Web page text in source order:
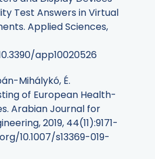
Test Answers in Virtual
Applied Sciences,
app10020526
Mihálykó, É.
of European Health-
Arabian Journal for
2019, 44(11):9171-
10.1007/s13369-019-